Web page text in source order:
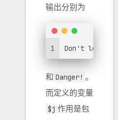
输出分别为
1 Don't let
和 Danger! 。
而定义的变量
$j 作用是包